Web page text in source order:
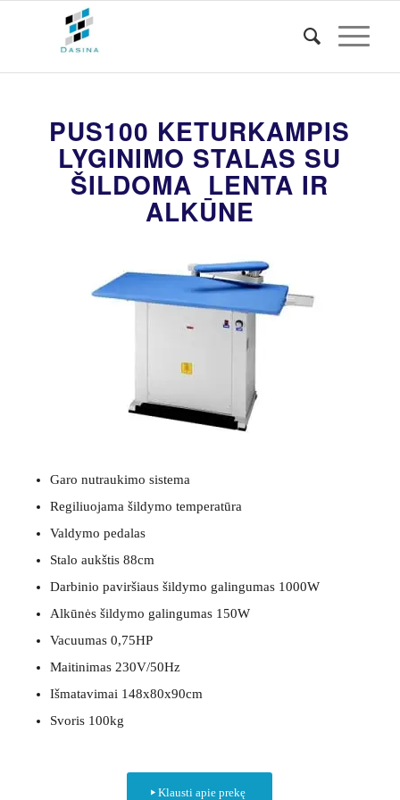
PUS100 KETURKAMPIS
LYGINIMO STALAS SU
ŠILDOMA LENTA IR
ALKŪNE
Garo nutraukimo sistema
Regiliuojama šildymo temperatūra
Valdymo pedalas
Stalo aukštis 88cm
Darbinio paviršiaus šildymo galingumas 1000W
Alkūnės šildymo galingumas 150W
Vacuumas 0,75HP
Maitinimas 230V/50Hz
Išmatavimai 148x80x90cm
Svoris 100kg
Klausti apie prekę